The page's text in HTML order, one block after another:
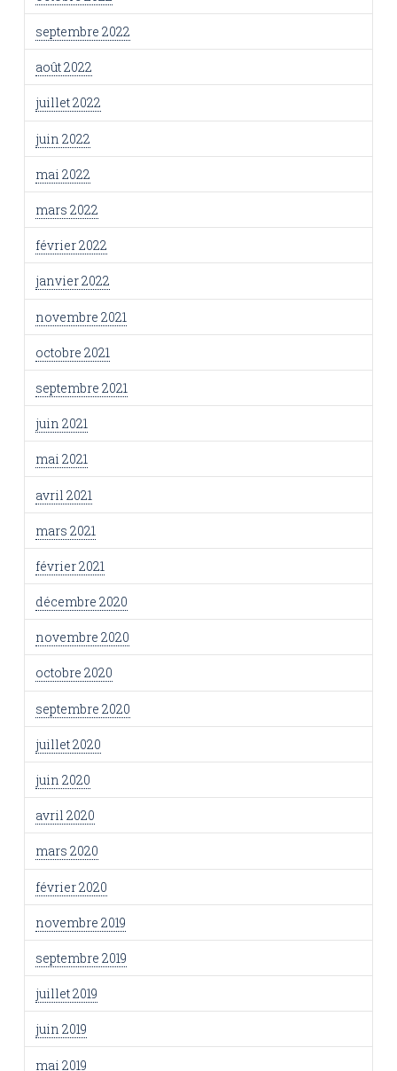
septembre 2022
août 2022
juillet 2022
juin 2022
mai 2022
mars 2022
février 2022
janvier 2022
novembre 2021
octobre 2021
septembre 2021
juin 2021
mai 2021
avril 2021
mars 2021
février 2021
décembre 2020
novembre 2020
octobre 2020
septembre 2020
juillet 2020
juin 2020
avril 2020
mars 2020
février 2020
novembre 2019
septembre 2019
juillet 2019
juin 2019
mai 2019